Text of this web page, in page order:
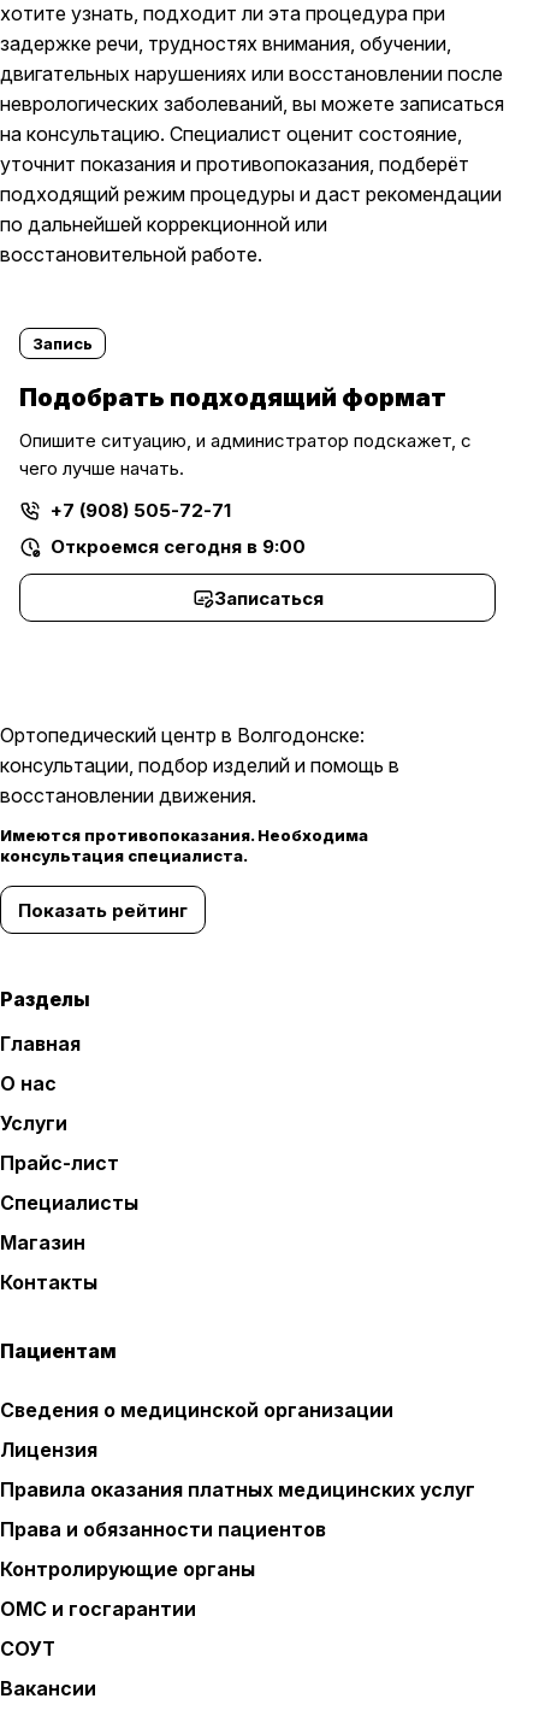
хотите узнать, подходит ли эта процедура при
задержке речи, трудностях внимания, обучении,
двигательных нарушениях или восстановлении после
неврологических заболеваний, вы можете записаться
на консультацию. Специалист оценит состояние,
уточнит показания и противопоказания, подберёт
подходящий режим процедуры и даст рекомендации
по дальнейшей коррекционной или
восстановительной работе.
Запись
Подобрать подходящий формат
Опишите ситуацию, и администратор подскажет, с
чего лучше начать.
+7 (908) 505-72-71
Откроемся сегодня в 9:00
Записаться
Ортопедический центр в Волгодонске:
консультации, подбор изделий и помощь в
восстановлении движения.
Имеются противопоказания. Необходима
консультация специалиста.
Показать рейтинг
Разделы
Главная
О нас
Услуги
Прайс-лист
Специалисты
Магазин
Контакты
Пациентам
Сведения о медицинской организации
Лицензия
Правила оказания платных медицинских услуг
Права и обязанности пациентов
Контролирующие органы
ОМС и госгарантии
СОУТ
Вакансии